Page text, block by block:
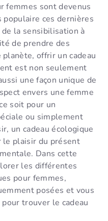
femmes sont devenus
populaire ces dernières
de la sensibilisation à
de prendre des
offrir un cadeau
est non seulement
une façon unique de
envers une femme
soit pour un
ou simplement
un cadeau écologique
le plaisir du présent
Dans cette
les différentes
pour femmes,
posées et vous
trouver le cadeau